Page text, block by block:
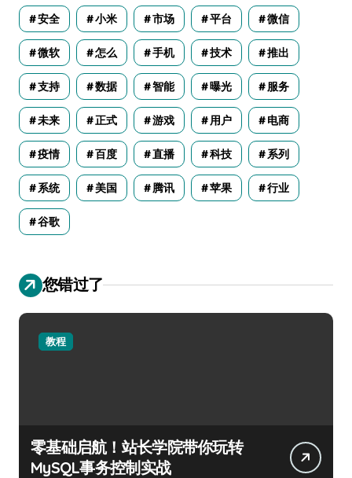
安全 小米 市场 平台 微信
微软 怎么 手机 技术 推出
支持 数据 智能 曝光 服务
未来 正式 游戏 用户 电商
疫情 百度 直播 科技 系列
系统 美国 腾讯 苹果 行业
谷歌
您错过了
教程
零基础启航！站长学院带你玩转
MySQL事务控制实战